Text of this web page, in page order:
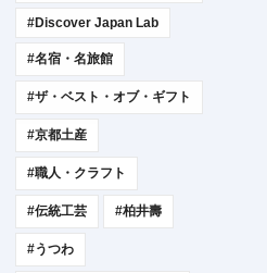
#Discover Japan Lab
#名宿・名旅館
#ザ・ベスト・オブ・ギフト
#京都土産
#職人・クラフト
#伝統工芸 #柏井壽
#うつわ